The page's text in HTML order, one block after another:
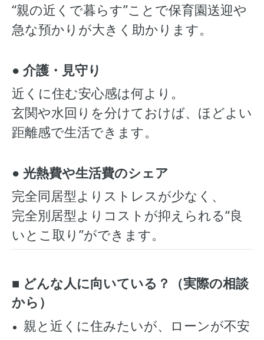
“親の近くで暮らす”ことで保育園送迎や
急な預かりが大きく助かります。
● 介護・見守り
近くに住む安心感は何より。
玄関や水回りを分けておけば、ほどよい
距離感で生活できます。
● 光熱費や生活費のシェア
完全同居型よりストレスが少なく、
完全別居型よりコストが抑えられる“良
いとこ取り”ができます。
■ どんな人に向いている？（実際の相談
から）
親と近くに住みたいが、ローンが不安